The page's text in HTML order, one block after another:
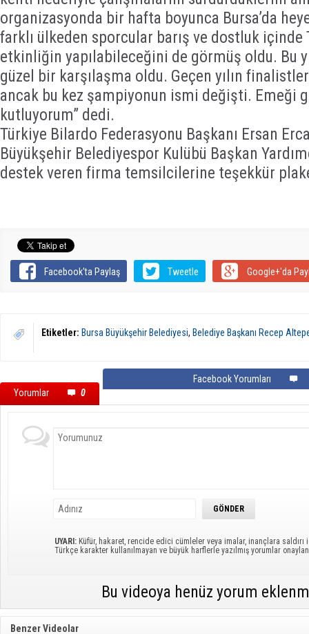
organizasyonda bir hafta boyunca Bursa’da
farklı ülkeden sporcular barış ve dostluk içinde
etkinliğin yapılabileceğini de görmüş oldu. Bu
güzel bir karşılaşma oldu. Geçen yılın
ancak bu kez şampiyonun ismi değişti. Emeği
kutluyorum” dedi.
Türkiye Bilardo Federasyonu Başkanı Ersan
Büyükşehir Belediyespor Kulübü Başkan
destek veren firma temsilcilerine teşekkür
Facebook'ta Paylaş Tweetle Google+'da
Etiketler: Bursa Büyükşehir Belediyesi, Belediye Başkanı Recep
Yorumlar 0
Facebook Yorumları
UYARI: Küfür, hakaret, rencide edici cümleler veya imalar, inançlara saldırı
Türkçe karakter kullanılmayan ve büyük harflerle yazılmış yorumlar
Bu videoya henüz yorum
Benzer Videolar